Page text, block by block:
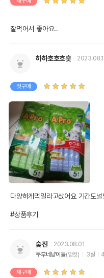
잘먹어서 좋아요..
하하호호흐흣
첫구매
다양하게먹일라고샀어요 기간도
#상품후기
숮진
2023.08.01
두부네냥이들(암컷) 3살
재구매